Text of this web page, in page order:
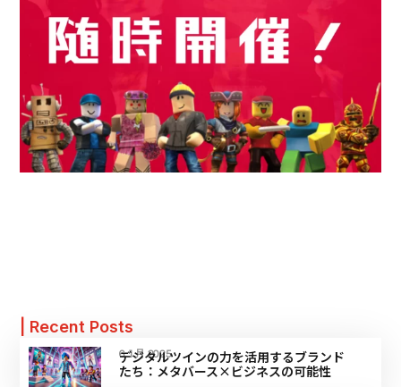
| Recent Posts
6 1月 2025
デジタルツインの力を活用するブランド
たち：メタバース×ビジネスの可能性